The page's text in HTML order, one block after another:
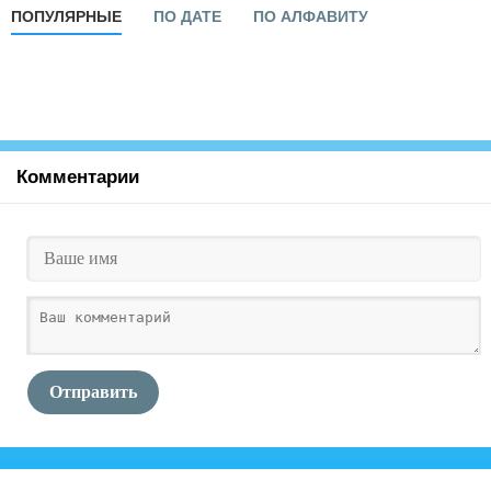
ПОПУЛЯРНЫЕ ПО ДАТЕ ПО АЛФАВИТУ
Комментарии
Отправить